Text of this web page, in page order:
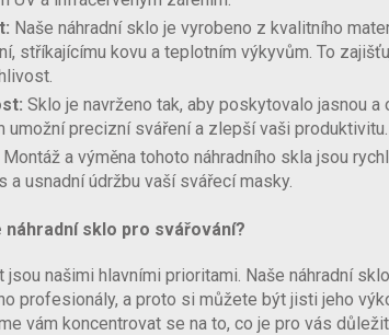
Naše náhradní sklo je vyrobeno z kvalitního
stříkajícímu kovu a teplotním výkyvům. To
Sklo je navrženo tak, aby poskytovalo jasnou
umožní precizní sváření a zlepší vaši produktivitu.
Montáž a výměna tohoto náhradního skla jsou
a usnadní údržbu vaší svářecí masky.
náhradní sklo pro svářování?
našimi hlavními prioritami. Naše náhradní
profesionály, a proto si můžete být jisti jeho
vám koncentrovat se na to, co je pro vás